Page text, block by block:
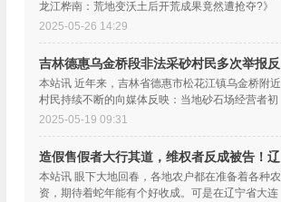
龙江桦南：荒地变沃土后开荒成果竟然遭抢夺?》
为题报道了黑龙江省...
2025-05-26 14:29
吉林德惠乌金桥段非法采砂村民多次举报反
而愈
本站讯 近年来，吉林省德惠市松花江镇乌金桥附近
村民持续不断的向媒体反映：当地砂石场经营者初
维成及其子初万里...
2025-05-19 09:31
造假售假者大行其道，维权者反成被告！辽
宁大
本站讯 眼下大地回春，各地农户都在准备着各种农
资，期待着蛇年能有个好收成。可是在辽宁省大连